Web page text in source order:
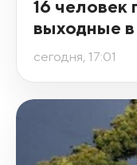
16 человек
выходные
сегодня, 17:01